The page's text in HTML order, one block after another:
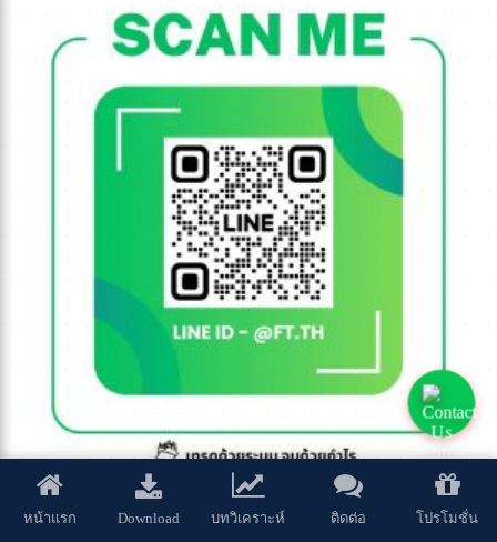
หน้าแรก Download บทวิเคราะห์ ติดต่อ โปรโมชั่น